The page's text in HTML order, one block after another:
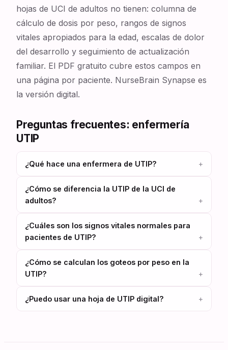
hojas de UCI de adultos no tienen: columna de
cálculo de dosis por peso, rangos de signos
vitales apropiados para la edad, escalas de dolor
del desarrollo y seguimiento de actualización
familiar. El PDF gratuito cubre estos campos en
una página por paciente. NurseBrain Synapse es
la versión digital.
Preguntas frecuentes: enfermería
UTIP
¿Qué hace una enfermera de UTIP?
¿Cómo se diferencia la UTIP de la UCI de
adultos?
¿Cuáles son los signos vitales normales para
pacientes de UTIP?
¿Cómo se calculan los goteos por peso en la
UTIP?
¿Puedo usar una hoja de UTIP digital?